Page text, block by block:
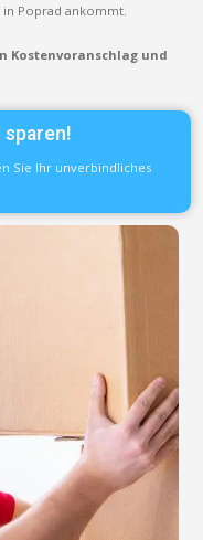
Poprad ankommt.
Kostenvoranschlag und
Sie Ihr unverbindliches